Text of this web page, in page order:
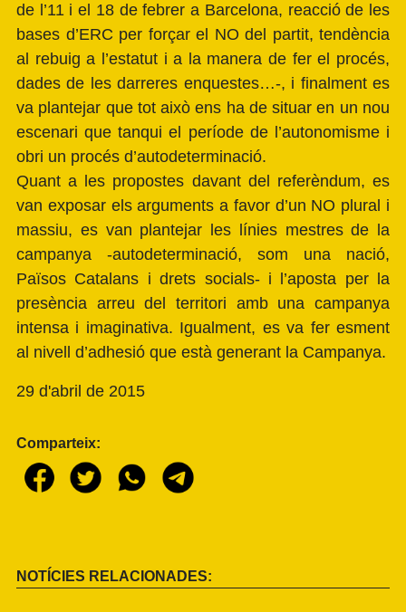
de l’11 i el 18 de febrer a Barcelona, reacció de les
bases d’ERC per forçar el NO del partit, tendència
al rebuig a l’estatut i a la manera de fer el procés,
dades de les darreres enquestes…-, i finalment es
va plantejar que tot això ens ha de situar en un nou
escenari que tanqui el període de l’autonomisme i
obri un procés d’autodeterminació.
Quant a les propostes davant del referèndum, es
van exposar els arguments a favor d’un NO plural i
massiu, es van plantejar les línies mestres de la
campanya -autodeterminació, som una nació,
Països Catalans i drets socials- i l’aposta per la
presència arreu del territori amb una campanya
intensa i imaginativa. Igualment, es va fer esment
al nivell d’adhesió que està generant la Campanya.
29 d'abril de 2015
Comparteix:
NOTÍCIES RELACIONADES: